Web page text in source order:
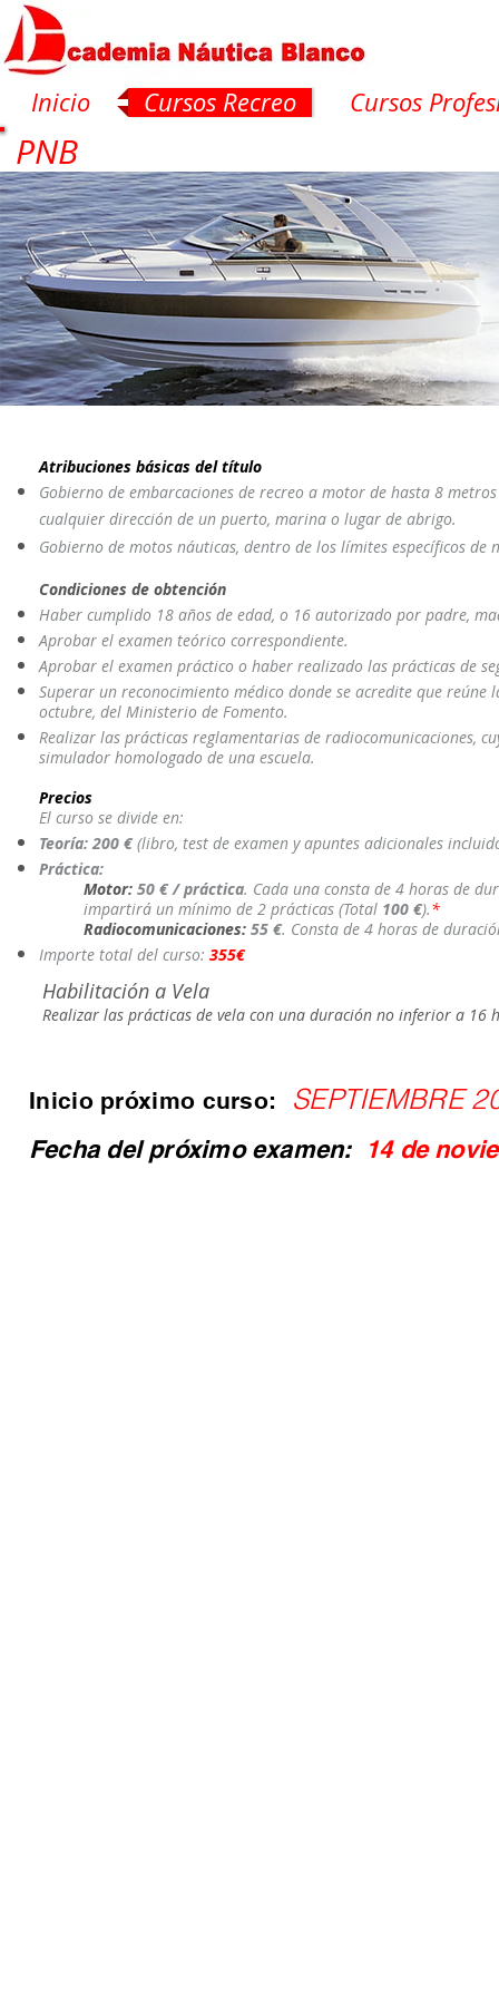
PNB
Atribuciones básicas del título
Gobierno de embarcaciones de recreo a motor de hasta 8
cualquier dirección de un puerto, marina o lugar de abrigo.
Gobierno de motos náuticas, dentro de los límites específicos de
Condiciones de obtención
Haber cumplido 18 años de edad, o 16 autorizado por padre,
Aprobar el examen teórico correspondiente.
Aprobar el examen práctico o haber realizado las prácticas de
Superar un reconocimiento médico donde se acredite que reúne
octubre, del Ministerio de Fomento.
Realizar las prácticas reglamentarias de radiocomunicaciones,
simulador homologado de una escuela.
Precios
El curso se divide en:
Teoría: 200 € (libro, test de examen y apuntes adicionales
Práctica:
Motor: 50 € / práctica. Cada una consta de 4 horas de
impartirá un mínimo de 2 prácticas (Total 100 €).*
Radiocomunicaciones: 55 €. Consta de 4 horas de
Importe total del curso: 355€
Habilitación a Vela
Realizar las prácticas de vela con una duración no inferior a 16
Inicio próximo curso: SEPTIEMBRE
Fecha del próximo examen: 14 de
Inicio Cursos Recreo Cursos